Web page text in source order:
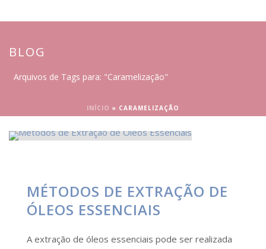
BLOG
Arquivos de Tags para: "Caramelização"
INÍCIO » CARAMELIZAÇÃO
MÉTODOS DE EXTRAÇÃO DE
ÓLEOS ESSENCIAIS
A extração de óleos essenciais pode ser realizada